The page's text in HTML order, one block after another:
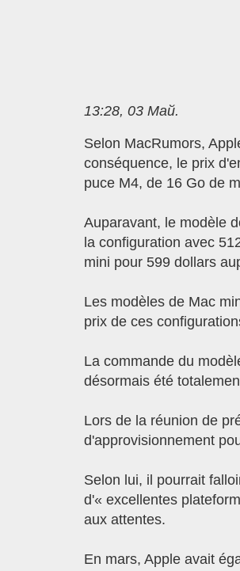
13:28, 03 Май.
Selon MacRumors,
conséquence, le prix
puce M4, de 16 Go de
Auparavant, le modèle
la configuration avec
mini pour 599 dollars
Les modèles de Mac
prix de ces
La commande du
désormais été
Lors de la réunion de
d'approvisionnement
Selon lui, il pourrait
d'« excellentes
aux attentes.
En mars, Apple avait